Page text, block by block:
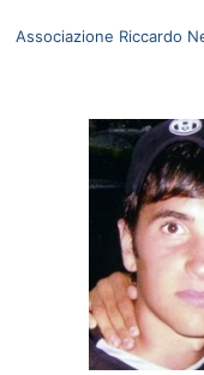
Associazione Riccardo